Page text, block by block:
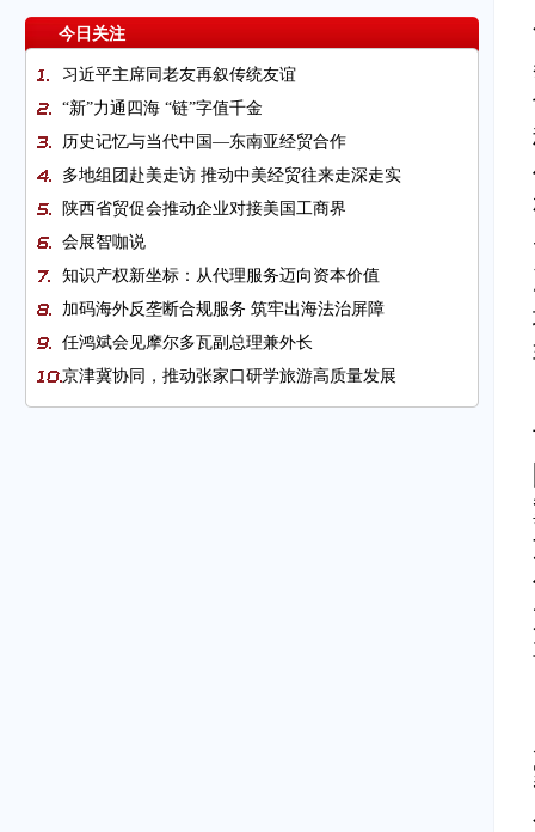
今日关注
习近平主席同老友再叙传统友谊
“新”力通四海 “链”字值千金
历史记忆与当代中国—东南亚经贸合作
多地组团赴美走访 推动中美经贸往来走深走实
陕西省贸促会推动企业对接美国工商界
会展智咖说
知识产权新坐标：从代理服务迈向资本价值
加码海外反垄断合规服务 筑牢出海法治屏障
任鸿斌会见摩尔多瓦副总理兼外长
京津冀协同，推动张家口研学旅游高质量发展
海南省贸促会组织经贸代表团赴美开展系列经贸交流活